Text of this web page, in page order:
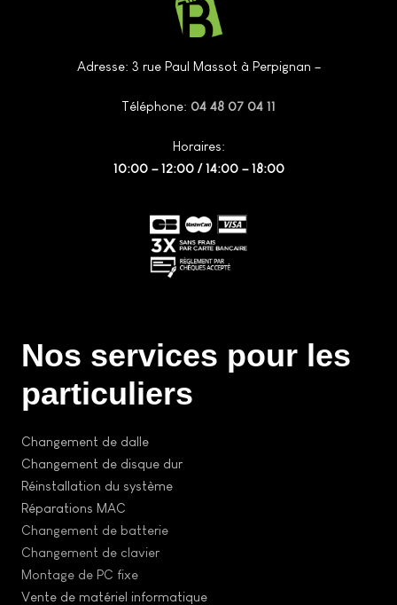
Adresse: 3 rue Paul Massot à Perpignan –
Téléphone: 04 48 07 04 11
Horaires:
10:00 – 12:00 / 14:00 – 18:00
Nos services pour les
particuliers
Changement de dalle
Changement de disque dur
Réinstallation du système
Réparations MAC
Changement de batterie
Changement de clavier
Montage de PC fixe
Vente de matériel informatique